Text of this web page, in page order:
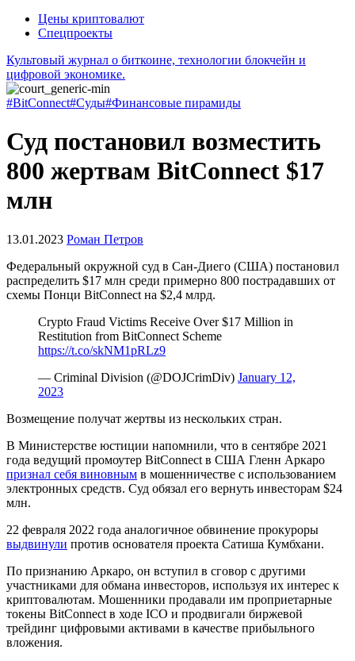
Цены криптовалют
Спецпроекты
Культовый журнал о биткоине, технологии блокчейн и
цифровой экономике.
#BitConnect#Суды#Финансовые пирамиды
Суд постановил возместить
800 жертвам BitConnect $17
млн
13.01.2023 Роман Петров
Федеральный окружной суд в Сан-Диего (США) постановил
распределить $17 млн среди примерно 800 пострадавших от
схемы Понци BitConnect на $2,4 млрд.
Crypto Fraud Victims Receive Over $17 Million in
Restitution from BitConnect Scheme
https://t.co/skNM1pRLz9
— Criminal Division (@DOJCrimDiv) January 12,
2023
Возмещение получат жертвы из нескольких стран.
В Министерстве юстиции напомнили, что в сентябре 2021
года ведущий промоутер BitConnect в США Гленн Аркаро
признал себя виновным в мошенничестве с использованием
электронных средств. Суд обязал его вернуть инвесторам $24
млн.
22 февраля 2022 года аналогичное обвинение прокуроры
выдвинули против основателя проекта Сатиша Кумбхани.
По признанию Аркаро, он вступил в сговор с другими
участниками для обмана инвесторов, используя их интерес к
криптовалютам. Мошенники продавали им проприетарные
токены BitConnect в ходе ICO и продвигали биржевой
трейдинг цифровыми активами в качестве прибыльного
вложения.